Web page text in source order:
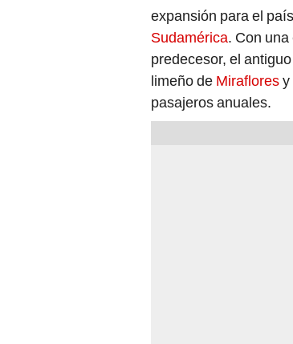
expansión para el
Sudamérica. Con
predecesor, el
limeño de Mirafloresy
pasajeros anuales.